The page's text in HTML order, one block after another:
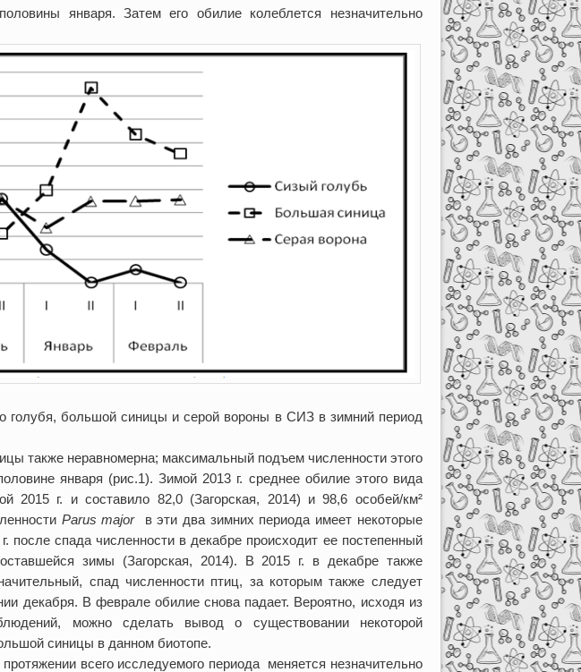
января. Затем его обилие колеблется незначительно
голубя, большой синицы и серой вороны в СИЗ в зимний период
также неравномерна; максимальный подъем численности этого
января (рис.1). Зимой 2013 г. среднее обилие этого вида
2015 г. и составило 82,0 (Загорская, 2014) и 98,6 особей/км²
Parus major
в эти два зимних периода имеет некоторые
после спада численности в декабре происходит ее постепенный
зимы (Загорская, 2014). В 2015 г. в декабре также
спад численности птиц, за которым также следует
декабря. В феврале обилие снова падает. Вероятно, исходя из
можно сделать вывод о существовании некоторой
синицы в данном биотопе.
всего исследуемого периода меняется незначительно